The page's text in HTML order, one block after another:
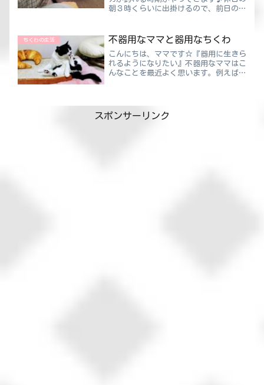
朝３時くらいに出掛けるので、前日の仕
♪ちなみに、ねこにはイカは与えてはい
けません！ねこにとって人よ...
ちくわの生活 不器用なママと器用なちくわ
こんにちは、ママです☆『器用に生きら
れるようになりたい』不器用なママはこ
んなことを最近よく思います。例えば運
方が不器用なことが多いらしい...
スポンサーリンク